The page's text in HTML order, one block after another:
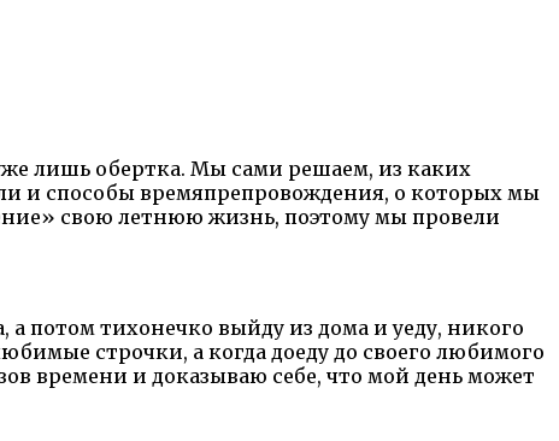
лишь обертка. Мы сами решаем, из каких
и способы времяпрепровождения, о которых мы
свою летнюю жизнь, поэтому мы провели
а потом тихонечко выйду из дома и уеду, никого
строчки, а когда доеду до своего любимого
времени и доказываю себе, что мой день может